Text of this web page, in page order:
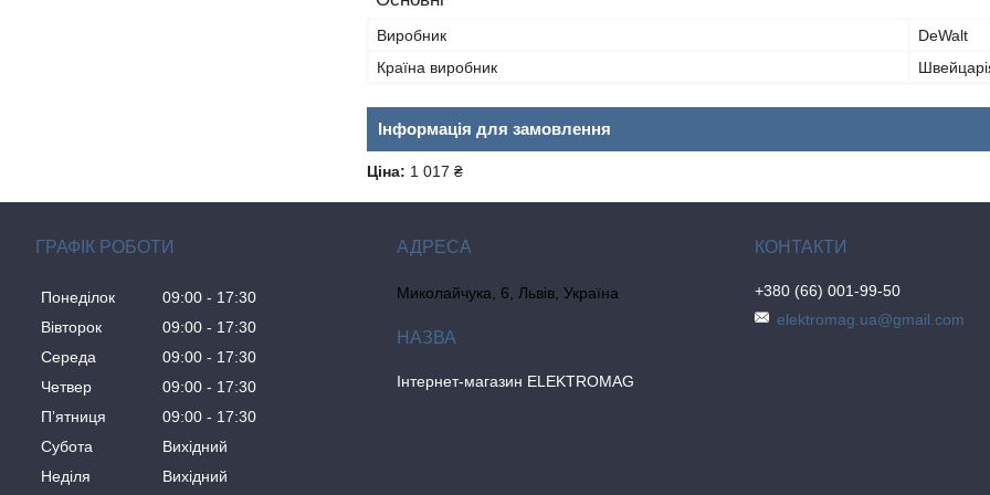
Виробник
DeWalt
Країна виробник
Інформація для замовлення
Ціна: 1 017 ₴
ГРАФІК РОБОТИ
Понеділок 09:00
17:30
Вівторок
09:00
17:30
Середа
09:00
17:30
Четвер
09:00
17:30
Пʼятниця
09:00
17:30
Субота
Вихідний
Неділя
Вихідний
Миколайчука, 6, Львів, Україна
Інтернет-магазин ELEKTROMAG
+380 (66) 001-99-50
elektromag.ua@gmail.com